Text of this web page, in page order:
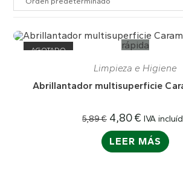
AGOTADO
rápida
Limpieza e Higiene
Abrillantador multisuperficie
5,89€ 4,80€ IVA
LEER MÁS